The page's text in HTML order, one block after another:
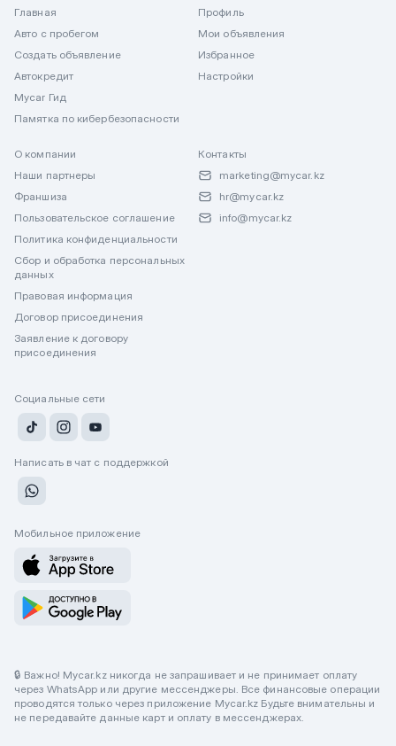
Главная
Авто с пробегом
Создать объявление
Автокредит
Mycar Гид
Памятка по кибербезопасности
Профиль
Мои объявления
Избранное
Настройки
О компании
Наши партнеры
Франшиза
Пользовательское соглашение
Политика конфиденциальности
Сбор и обработка персональных
данных
Правовая информация
Договор присоединения
Заявление к договору
присоединения
Контакты
marketing@mycar.kz
hr@mycar.kz
info@mycar.kz
Социальные сети
Написать в чат с поддержкой
Мобильное приложение
🔒 Важно! Mycar.kz никогда не запрашивает и не принимает оплату
через WhatsApp или другие мессенджеры. Все финансовые операции
проводятся только через приложение Mycar.kz Будьте внимательны и
не передавайте данные карт и оплату в мессенджерах.